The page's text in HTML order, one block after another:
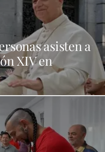
asisten a
XIV en